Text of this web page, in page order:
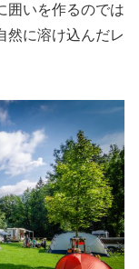
囲いを作るのでは
然に溶け込んだレ